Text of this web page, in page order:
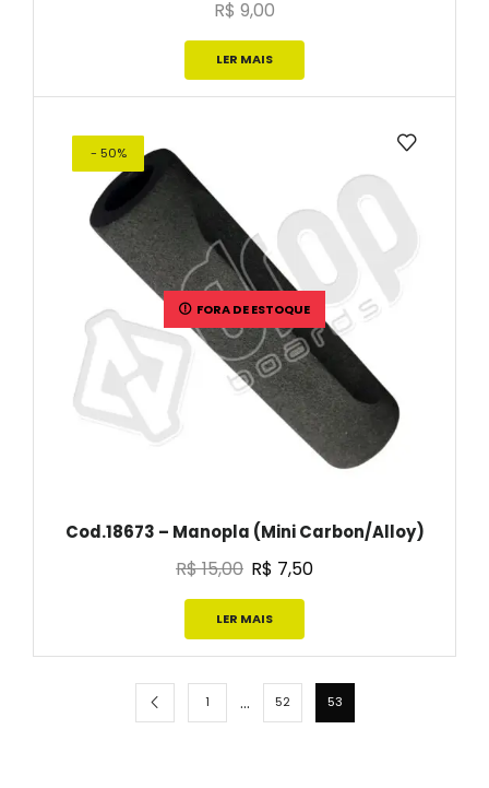
R$ 9,00
LER MAIS
- 50%
FORA DE ESTOQUE
Cod.18673 – Manopla (Mini Carbon/Alloy)
R$15,00 R$ 7,50
LER MAIS
1 … 52 53